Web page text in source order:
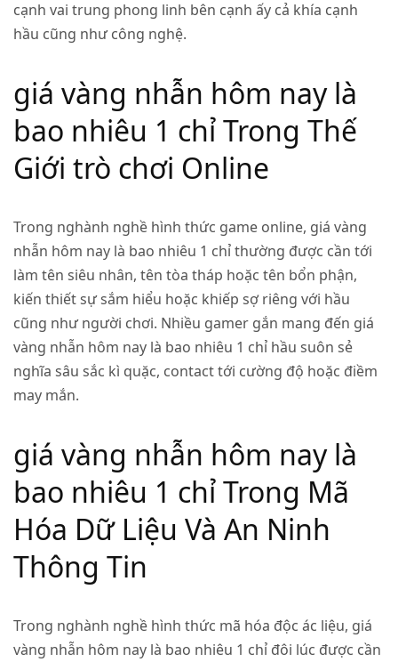
cạnh vai trung phong linh bên cạnh ấy cả khía cạnh
hầu cũng như công nghệ.
giá vàng nhẫn hôm nay là
bao nhiêu 1 chỉ Trong Thế
Giới trò chơi Online
Trong nghành nghề hình thức game online, giá vàng
nhẫn hôm nay là bao nhiêu 1 chỉ thường được cần tới
làm tên siêu nhân, tên tòa tháp hoặc tên bổn phận,
kiến thiết sự sắm hiểu hoặc khiếp sợ riêng với hầu
cũng như người chơi. Nhiều gamer gắn mang đến giá
vàng nhẫn hôm nay là bao nhiêu 1 chỉ hầu suôn sẻ
nghĩa sâu sắc kì quặc, contact tới cường độ hoặc điềm
may mắn.
giá vàng nhẫn hôm nay là
bao nhiêu 1 chỉ Trong Mã
Hóa Dữ Liệu Và An Ninh
Thông Tin
Trong nghành nghề hình thức mã hóa độc ác liệu, giá
vàng nhẫn hôm nay là bao nhiêu 1 chỉ đôi lúc được cần